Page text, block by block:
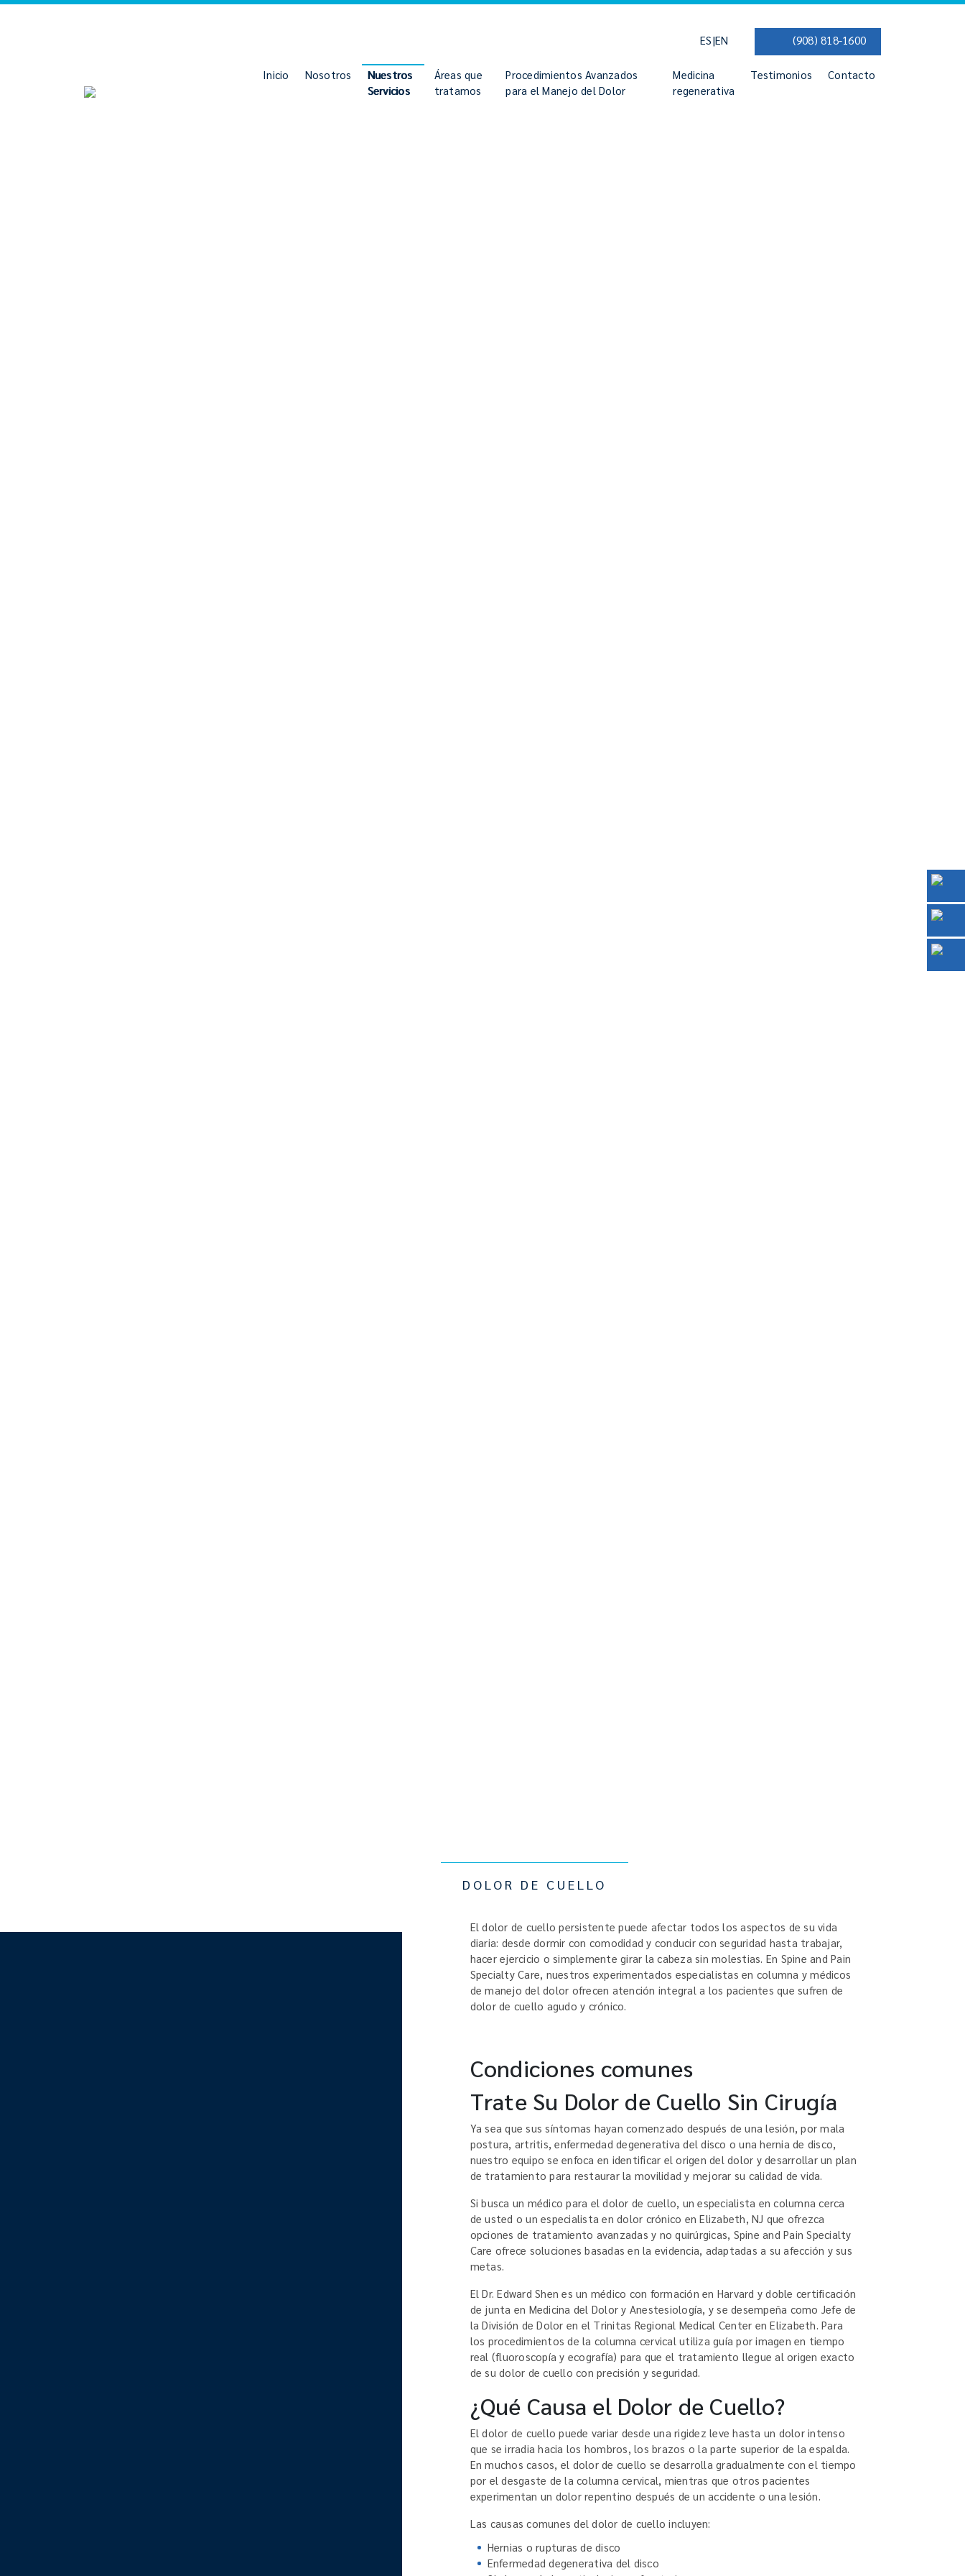
Inicio Nosotros
Nuestros
Servicios
Áreas que
tratamos
Procedimientos Avanzados
para el Manejo del Dolor
Medicina
regenerativa
Testimonios Contacto
ES|EN (908) 818-1600
DOLOR DE CUELLO
El dolor de cuello persistente puede afectar todos los aspectos de su vida
diaria: desde dormir con comodidad y conducir con seguridad hasta trabajar,
hacer ejercicio o simplemente girar la cabeza sin molestias. En Spine and Pain
Specialty Care, nuestros experimentados especialistas en columna y médicos
de manejo del dolor ofrecen atención integral a los pacientes que sufren de
dolor de cuello agudo y crónico.
Condiciones comunes
Trate Su Dolor de Cuello Sin Cirugía
Ya sea que sus síntomas hayan comenzado después de una lesión, por mala
postura, artritis, enfermedad degenerativa del disco o una hernia de disco,
nuestro equipo se enfoca en identificar el origen del dolor y desarrollar un plan
de tratamiento para restaurar la movilidad y mejorar su calidad de vida.
Si busca un médico para el dolor de cuello, un especialista en columna cerca
de usted o un especialista en dolor crónico en Elizabeth, NJ que ofrezca
opciones de tratamiento avanzadas y no quirúrgicas, Spine and Pain Specialty
Care ofrece soluciones basadas en la evidencia, adaptadas a su afección y sus
metas.
El Dr. Edward Shen es un médico con formación en Harvard y doble certificación
de junta en Medicina del Dolor y Anestesiología, y se desempeña como Jefe de
la División de Dolor en el Trinitas Regional Medical Center en Elizabeth. Para
los procedimientos de la columna cervical utiliza guía por imagen en tiempo
real (fluoroscopía y ecografía) para que el tratamiento llegue al origen exacto
de su dolor de cuello con precisión y seguridad.
¿Qué Causa el Dolor de Cuello?
El dolor de cuello puede variar desde una rigidez leve hasta un dolor intenso
que se irradia hacia los hombros, los brazos o la parte superior de la espalda.
En muchos casos, el dolor de cuello se desarrolla gradualmente con el tiempo
por el desgaste de la columna cervical, mientras que otros pacientes
experimentan un dolor repentino después de un accidente o una lesión.
Las causas comunes del dolor de cuello incluyen:
Hernias o rupturas de disco
Enfermedad degenerativa del disco